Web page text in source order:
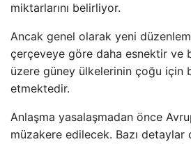
miktarlarını belirliyor.
Ancak genel olarak yeni
çerçeveye göre daha esnektir ve
üzere güney ülkelerinin çoğu için
etmektedir.
Anlaşma yasalaşmadan önce
müzakere edilecek. Bazı